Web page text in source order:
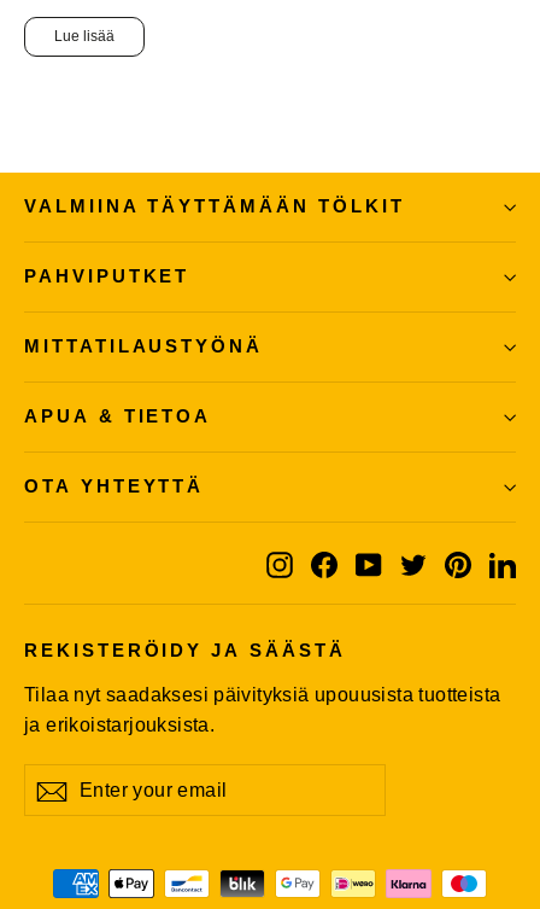
Lue lisää
VALMIINA TÄYTTÄMÄÄN TÖLKIT
PAHVIPUTKET
MITTATILAUSTYÖNÄ
APUA & TIETOA
OTA YHTEYTTÄ
InstagramFacebook
YouTube
Twitter
REKISTERÖIDY JA SÄÄSTÄ
Tilaa nyt saadaksesi päivityksiä upouusista tuotteista
ja erikoistarjouksista.
your
Subscribe